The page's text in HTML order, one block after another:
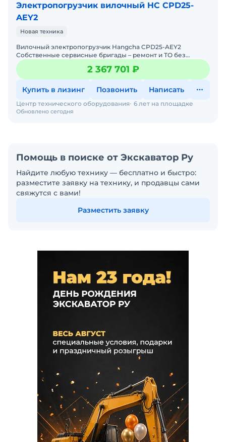
Электропогрузчик вилочный HC CPD25-
AEY2
Новая техника
Вилочный электропогрузчик Hangcha CPD25-AEY2
Собственные сервисные бригады – ремонт и ТО без
простоев. Гарантия 12 месяцев + постгарантийное
2 367 701 ₽
Купить в лизинг Позвонить Написать
Обновлено сегодня
Центр технического оборудования 6 лет на площадке
Помощь в поиске от Экскаватор Ру
Найдите любую технику — бесплатно и быстро:
разместите заявку на технику, и продавцы сами
свяжутся с вами!
Разместить заявку